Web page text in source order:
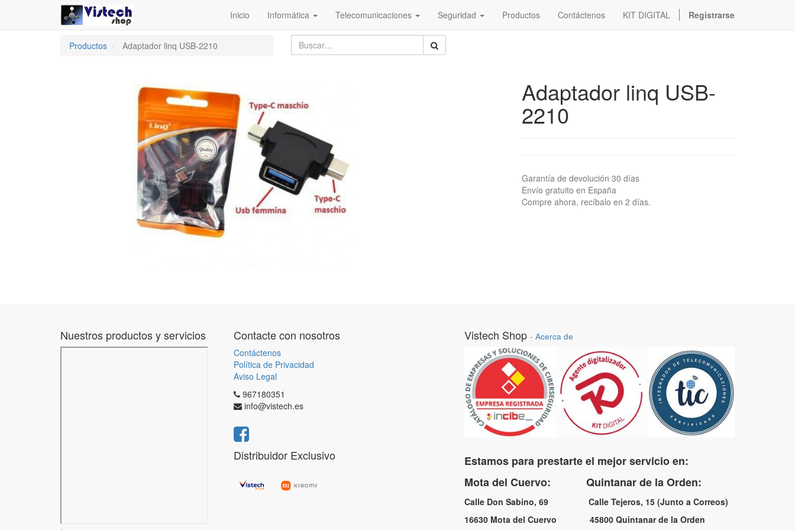
Inicio Informática Telecomunicaciones Seguridad Productos Contáctenos KIT DIGITAL Registrarse
Productos Adaptador linq USB-2210
Adaptador linq USB-
2210
Garantía de devolución 30 días
Envío gratuito en España
Compre ahora, recíbalo en 2 días.
Nuestros productos y servicios Contacte con nosotros
Contáctenos
Política de Privacidad
Aviso Legal
967180351
info@vistech.es
Distribuidor Exclusivo
Vistech Shop - Acerca de
Estamos para prestarte el mejor servicio en:
Mota del Cuervo: Quintanar de la Orden:
Calle Don Sabino, 69 Calle Tejeros, 15 (Junto a Correos)
16630 Mota del Cuervo 45800 Quintanar de la Orden